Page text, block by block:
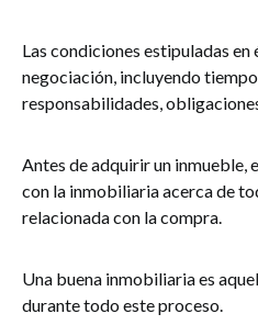
Las condiciones estipuladas en
negociación, incluyendo
responsabilidades,
Antes de adquirir un inmueble,
con la inmobiliaria acerca de
relacionada con la compra.
Una buena inmobiliaria es
durante todo este proceso.